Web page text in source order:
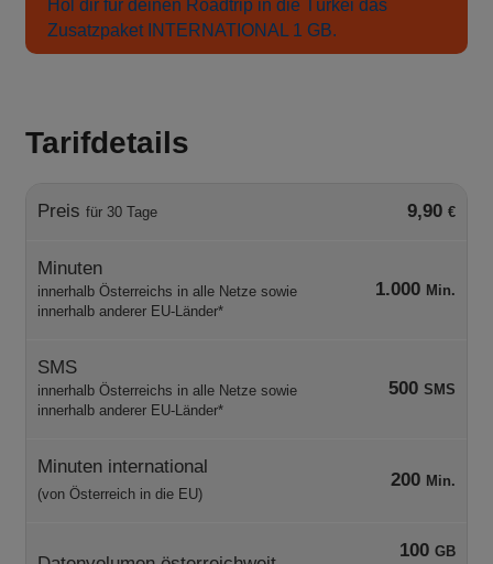
Hol dir für deinen Roadtrip in die Türkei das
Zusatzpaket INTERNATIONAL 1 GB.
Tarifdetails
Preis für 30 Tage 9,90 €
Minuten
innerhalb Österreichs in alle Netze sowie
innerhalb anderer EU-Länder*
1.000 Min.
SMS
innerhalb Österreichs in alle Netze sowie
innerhalb anderer EU-Länder*
500 SMS
Minuten international
(von Österreich in die EU)
200 Min.
100 GB